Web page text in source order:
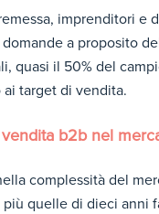
imprenditori
a proposito
quasi il 50% del
target di vendita.
b2b nel
complessità del
quelle di dieci anni